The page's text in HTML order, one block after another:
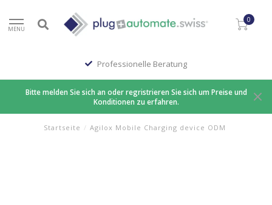
MENU
0
Professionelle Beratung
Bitte melden Sie sich an oder regristrieren Sie sich um Preise und
Konditionen zu erfahren.
Startseite / Agilox Mobile Charging device ODM